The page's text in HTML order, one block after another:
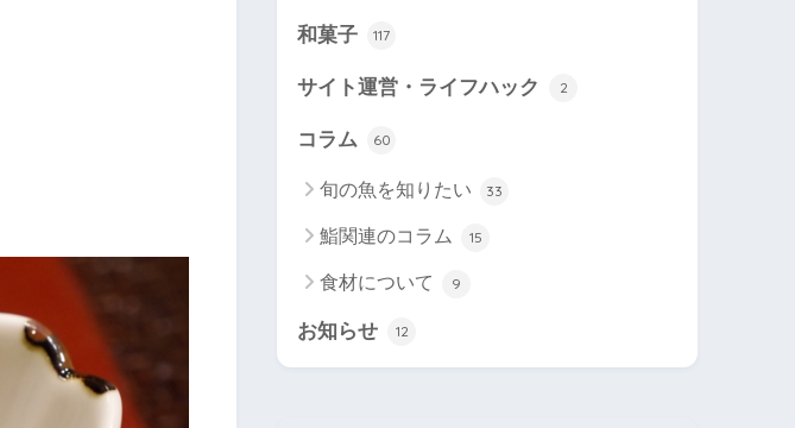
和菓子 117
サイト運営・ライフハック 2
コラム 60
旬の魚を知りたい 33
鮨関連のコラム 15
食材について 9
お知らせ 12